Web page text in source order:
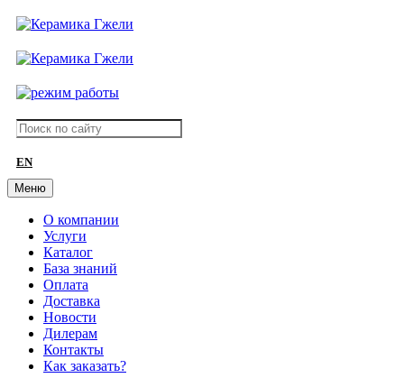
EN
Меню
О компании
Услуги
Каталог
База знаний
Оплата
Доставка
Новости
Дилерам
Контакты
Как заказать?